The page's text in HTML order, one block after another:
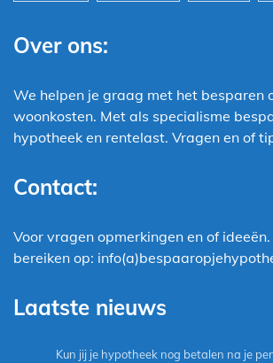
Over ons:
We helpen je graag met het besparen
woonkosten. Met als specialisme
hypotheek en rentelast. Vragen en of
Contact:
Voor vragen opmerkingen en of ideeën.
bereiken op:
Laatste nieuws
Kun jij je hypotheek nog betalen na je